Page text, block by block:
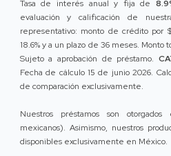
Tasa de interés anual y fija de
evaluación y calificación de
representativo: monto de crédito por
18.6% y a un plazo de 36 meses. Monto
Sujeto a aprobación de préstamo.
Fecha de cálculo 15 de junio 2026.
de comparación exclusivamente.
Nuestros préstamos son
mexicanos). Asimismo, nuestros
disponibles exclusivamente en México.